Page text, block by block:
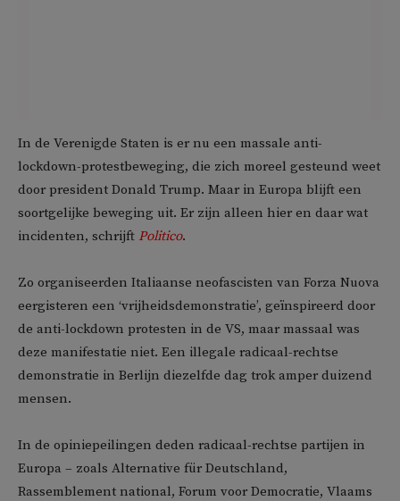
In de Verenigde Staten is er nu een massale anti-
lockdown-protestbeweging, die zich moreel gesteund weet
door president Donald Trump. Maar in Europa blijft een
soortgelijke beweging uit. Er zijn alleen hier en daar wat
incidenten, schrijft Politico.
Zo organiseerden Italiaanse neofascisten van Forza Nuova
eergisteren een ‘vrijheidsdemonstratie’, geïnspireerd door
de anti-lockdown protesten in de VS, maar massaal was
deze manifestatie niet. Een illegale radicaal-rechtse
demonstratie in Berlijn diezelfde dag trok amper duizend
mensen.
In de opiniepeilingen deden radicaal-rechtse partijen in
Europa – zoals Alternative für Deutschland,
Rassemblement national, Forum voor Democratie, Vlaams